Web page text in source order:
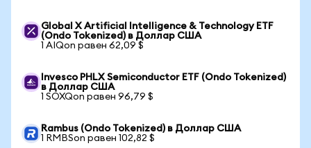
Global X Artificial Intelligence & Technology ETF
(Ondo Tokenized) в Доллар США
1 AIQon равен 62,09 $
Invesco PHLX Semiconductor ETF (Ondo Tokenized)
в Доллар США
1 SOXQon равен 96,79 $
Rambus (Ondo Tokenized) в Доллар США
1 RMBSon равен 102,82 $